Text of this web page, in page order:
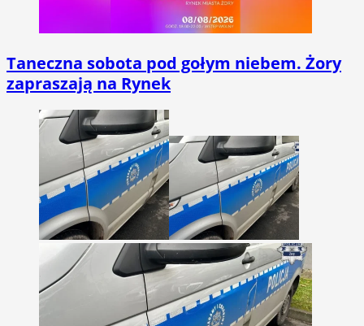
Taneczna sobota pod gołym niebem. Żory
zapraszają na Rynek